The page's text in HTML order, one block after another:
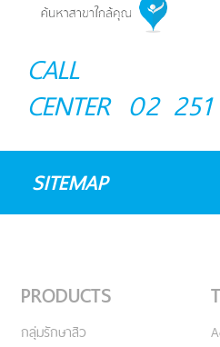
CALL
CENTER 02
SITEMAP
PRODUCTS
กลุ่มรักษาสิว